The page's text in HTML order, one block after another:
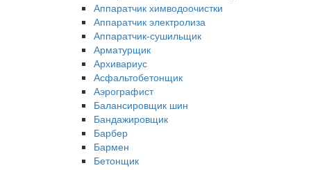
Аппаратчик химводоочистки
Аппаратчик электролиза
Аппаратчик-сушильщик
Арматурщик
Архивариус
Асфальтобетонщик
Аэрографист
Балансировщик шин
Бандажировщик
Барбер
Бармен
Бетонщик